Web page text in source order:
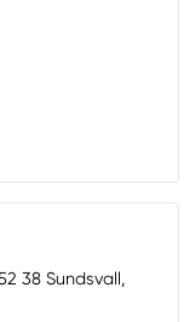
38 Sundsvall,